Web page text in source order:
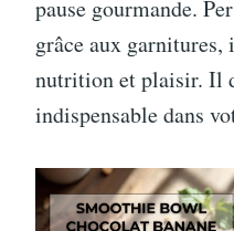
pause gourmande.
grâce aux
nutrition et plaisir. Il
indispensable dans